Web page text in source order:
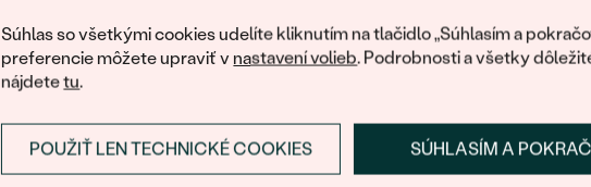
Súhlas so všetkými cookies udelíte kliknutím na tlačidlo „Súhlasím a
preferencie môžete upraviť v nastavení volieb. Podrobnosti a všetky
nájdetetu.
SÚHLASÍM A
POUŽIŤ LEN TECHNICKÉ COOKIES
TVAR:
PÔVOD:
Prihlásiť sa a